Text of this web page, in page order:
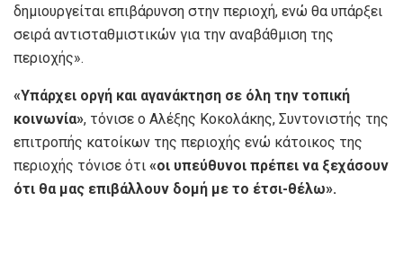
δημιουργείται επιβάρυνση στην περιοχή, ενώ θα υπάρξει
σειρά αντισταθμιστικών για την αναβάθμιση της
περιοχής».
«Υπάρχει οργή και αγανάκτηση σε όλη την τοπική
κοινωνία», τόνισε ο Αλέξης Κοκολάκης, Συντονιστής της
επιτροπής κατοίκων της περιοχής ενώ κάτοικος της
περιοχής τόνισε ότι «οι υπεύθυνοι πρέπει να ξεχάσουν
ότι θα μας επιβάλλουν δομή με το έτσι-θέλω».